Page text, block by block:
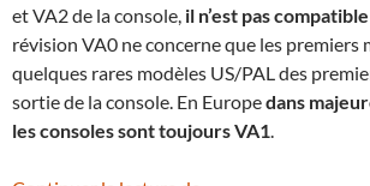
et VA2 de la console, il n’est pas
révision VA0 ne concerne que les premiers
quelques rares modèles US/PAL des
sortie de la console. En Europedans
les consoles sont toujours VA1.